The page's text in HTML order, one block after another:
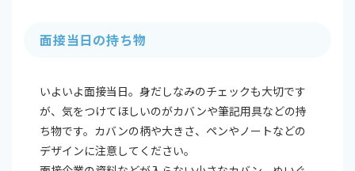
面接当日の持ち物
いよいよ面接当日。身だしなみのチェックも大切です
が、気をつけてほしいのがカバンや筆記用具などの持
ち物です。カバンの柄や大きさ、ペンやノートなどの
デザインに注意してください。